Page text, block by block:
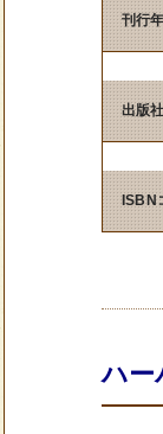
刊行
出版
ISBN
ハー